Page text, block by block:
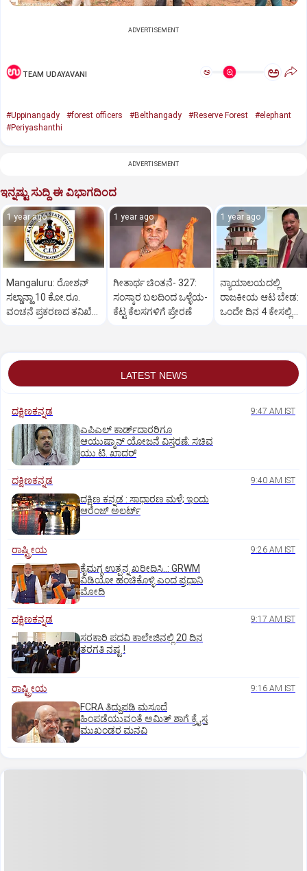
ADVERTISEMENT
TEAM UDAYAVANI ಅ ಅ
#Uppinangady #forest officers #Belthangady #Reserve Forest
#elephant
#Periyashanthi
ADVERTISEMENT
ಇನ್ನಷ್ಟು ಸುದ್ದಿ ಈ ವಿಭಾಗದಿಂದ
1 year ago
Mangaluru: ರೋಶನ್‌
ಸಲ್ಡಾನ್ಹಾ 10 ಕೋ.ರೂ.
ವಂಚನೆ ಪ್ರಕರಣದ ತನಿಖೆ
1 year ago
ಗೀತಾರ್ಥ ಚಿಂತನೆ- 327:
ಸಂಸ್ಕಾರ ಬಲದಿಂದ ಒಳ್ಳೆಯ-
ಕೆಟ್ಟ ಕೆಲಸಗಳಿಗೆ ಪ್ರೇರಣೆ
1 year ago
ನ್ಯಾಯಾಲಯದಲ್ಲಿ
ರಾಜಕೀಯ ಆಟ ಬೇಡ:
ಒಂದೇ ದಿನ 4 ಕೇಸಲ್ಲಿ
LATEST NEWS
ದಕ್ಷಿಣಕನ್ನಡ 9:47 AM IST
ಎಪಿಎಲ್‌ ಕಾರ್ಡ್‌ದಾರರಿಗೂ
ಆಯುಷ್ಮಾನ್‌ ಯೋಜನೆ ವಿಸ್ತರಣೆ: ಸಚಿವ
ಯು.ಟಿ. ಖಾದರ್
ದಕ್ಷಿಣಕನ್ನಡ 9:40 AM IST
ದಕ್ಷಿಣ ಕನ್ನಡ : ಸಾಧಾರಣ ಮಳೆ; ಇಂದು
ಆರೆಂಜ್‌ ಅಲರ್ಟ್
ರಾಷ್ಟ್ರೀಯ 9:26 AM IST
ಕೈಮಗ್ಗ ಉತ್ಪನ್ನ ಖರೀದಿಸಿ..: GRWM
ವಿಡಿಯೋ ಹಂಚಿಕೊಳ್ಳಿ ಎಂದ ಪ್ರಧಾನಿ
ಮೋದಿ
ದಕ್ಷಿಣಕನ್ನಡ 9:17 AM IST
ಸರಕಾರಿ ಪದವಿ ಕಾಲೇಜಿನಲ್ಲಿ 20 ದಿನ
ತರಗತಿ ನಷ್ಟ !
ರಾಷ್ಟ್ರೀಯ 9:16 AM IST
FCRA ತಿದ್ದುಪಡಿ ಮಸೂದೆ
ಹಿಂಪಡೆಯುವಂತೆ ಅಮಿತ್‌ ಶಾಗೆ ಕ್ರೈಸ್ತ
ಮುಖಂಡರ ಮನವಿ